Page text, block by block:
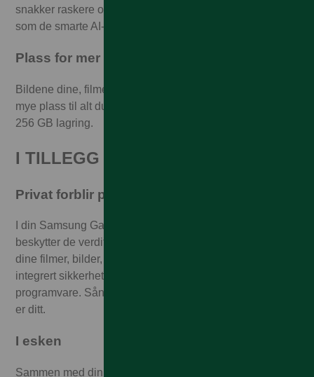
snakker raskere oppkobling, forbindelse og tilgang til alt
som de smarte AI-funksjonene har å tilby.
Plass for mer av alt
Bildene dine, filmer og favorittserier – selvsagt finnes det
mye plass til alt du liker. Samsung Galaxy S24 har opp til
256 GB lagring.
I TILLEGG
Privat forblir privat med Samsung Knox
I din Samsung Galaxy S24 finnes Samsung Knox som
beskytter de verdifulle og personlige minnene dine. Alle
dine filmer, bilder, filer og data er beskyttet takket være
integrert sikkerhet i flere lag – fra hardware til
programvare. Sånn at bare du skal kunne få tak i det som
er ditt.
I esken
Sammen med din Samsung Galaxy S24 får du: USB